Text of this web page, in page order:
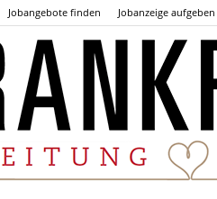
Jobangebote finden Jobanzeige aufgeben